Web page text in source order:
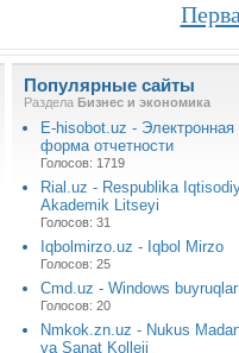
Популярные сайты
Раздела Бизнес и экономика
E-hisobot.uz - Электронная
форма отчетности
Голосов: 1719
Rial.uz - Respublika
Akademik Litseyi
Голосов: 31
Iqbolmirzo.uz - Iqbol Mirzo
Голосов: 25
Cmd.uz - Windows
Голосов: 20
Nmkok.zn.uz - Nukus
va Sanat Kolleji